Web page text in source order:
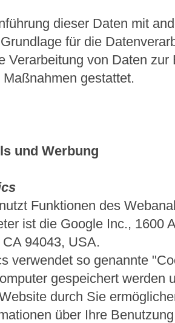
dieser Daten mit
für die
Verarbeitung von Daten
gestattet.
und Werbung
Funktionen des
ist die Google Inc., 1600
94043, USA.
verwendet so genannte
gespeichert werden
durch Sie
über Ihre